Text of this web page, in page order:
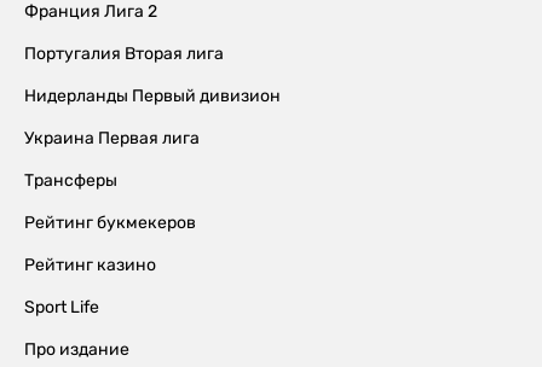
Франция Лига 2
Португалия Вторая лига
Нидерланды Первый дивизион
Украина Первая лига
Трансферы
Рейтинг букмекеров
Рейтинг казино
Sport Life
Про издание